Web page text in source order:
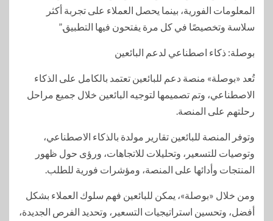
المعلومات الفورية، بينما يحصل العملاء على تجربة أكثر
سلاسة وتخصيصًا في كل مرة يفتحون فيها التطبيق.”
بوصلة: ذكاء اصطناعي لدعم البائعين
تُعد «بوصلة» منصة دعم للبائعين تعتمد بالكامل على الذكاء
الاصطناعي، وتم تصميمها لتوجيه البائعين خلال جميع مراحل
رحلتهم على المنصة.
وتوفر المنصة للبائعين تقارير مولدة بالذكاء الاصطناعي،
وتوصيات للتسعير، وتحليلات للاتجاهات، ورؤى حول ظهور
المنتجات وأدائها على المنصة، ومؤشرات فورية للطلب.
ومن خلال «بوصلة»، يمكن للبائعين فهم سلوك العملاء بشكل
أفضل، وتحسين استراتيجيات التسعير، وتحديد الفرص الجديدة،